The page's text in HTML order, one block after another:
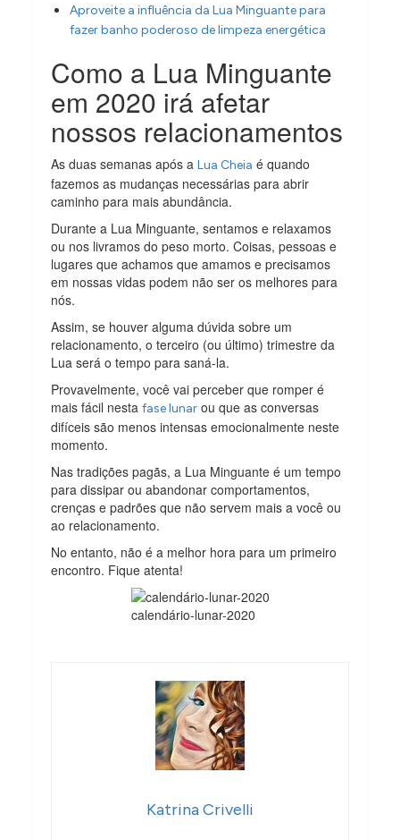
Aproveite a influência da Lua Minguante para
fazer banho poderoso de limpeza energética
Como a Lua Minguante
em 2020 irá afetar
nossos relacionamentos
As duas semanas após aLua Cheia é quando
fazemos as mudanças necessárias para abrir
caminho para mais abundância.
Durante a Lua Minguante, sentamos e relaxamos
ou nos livramos do peso morto. Coisas, pessoas e
lugares que achamos que amamos e precisamos
em nossas vidas podem não ser os melhores para
nós.
Assim, se houver alguma dúvida sobre um
relacionamento, o terceiro (ou último) trimestre da
Lua será o tempo para saná-la.
Provavelmente, você vai perceber que romper é
mais fácil nestafase lunar ou que as conversas
difíceis são menos intensas emocionalmente neste
momento.
Nas tradições pagãs, a Lua Minguante é um tempo
para dissipar ou abandonar comportamentos,
crenças e padrões que não servem mais a você ou
ao relacionamento.
No entanto, não é a melhor hora para um primeiro
encontro. Fique atenta!
calendário-lunar-2020
Katrina Crivelli